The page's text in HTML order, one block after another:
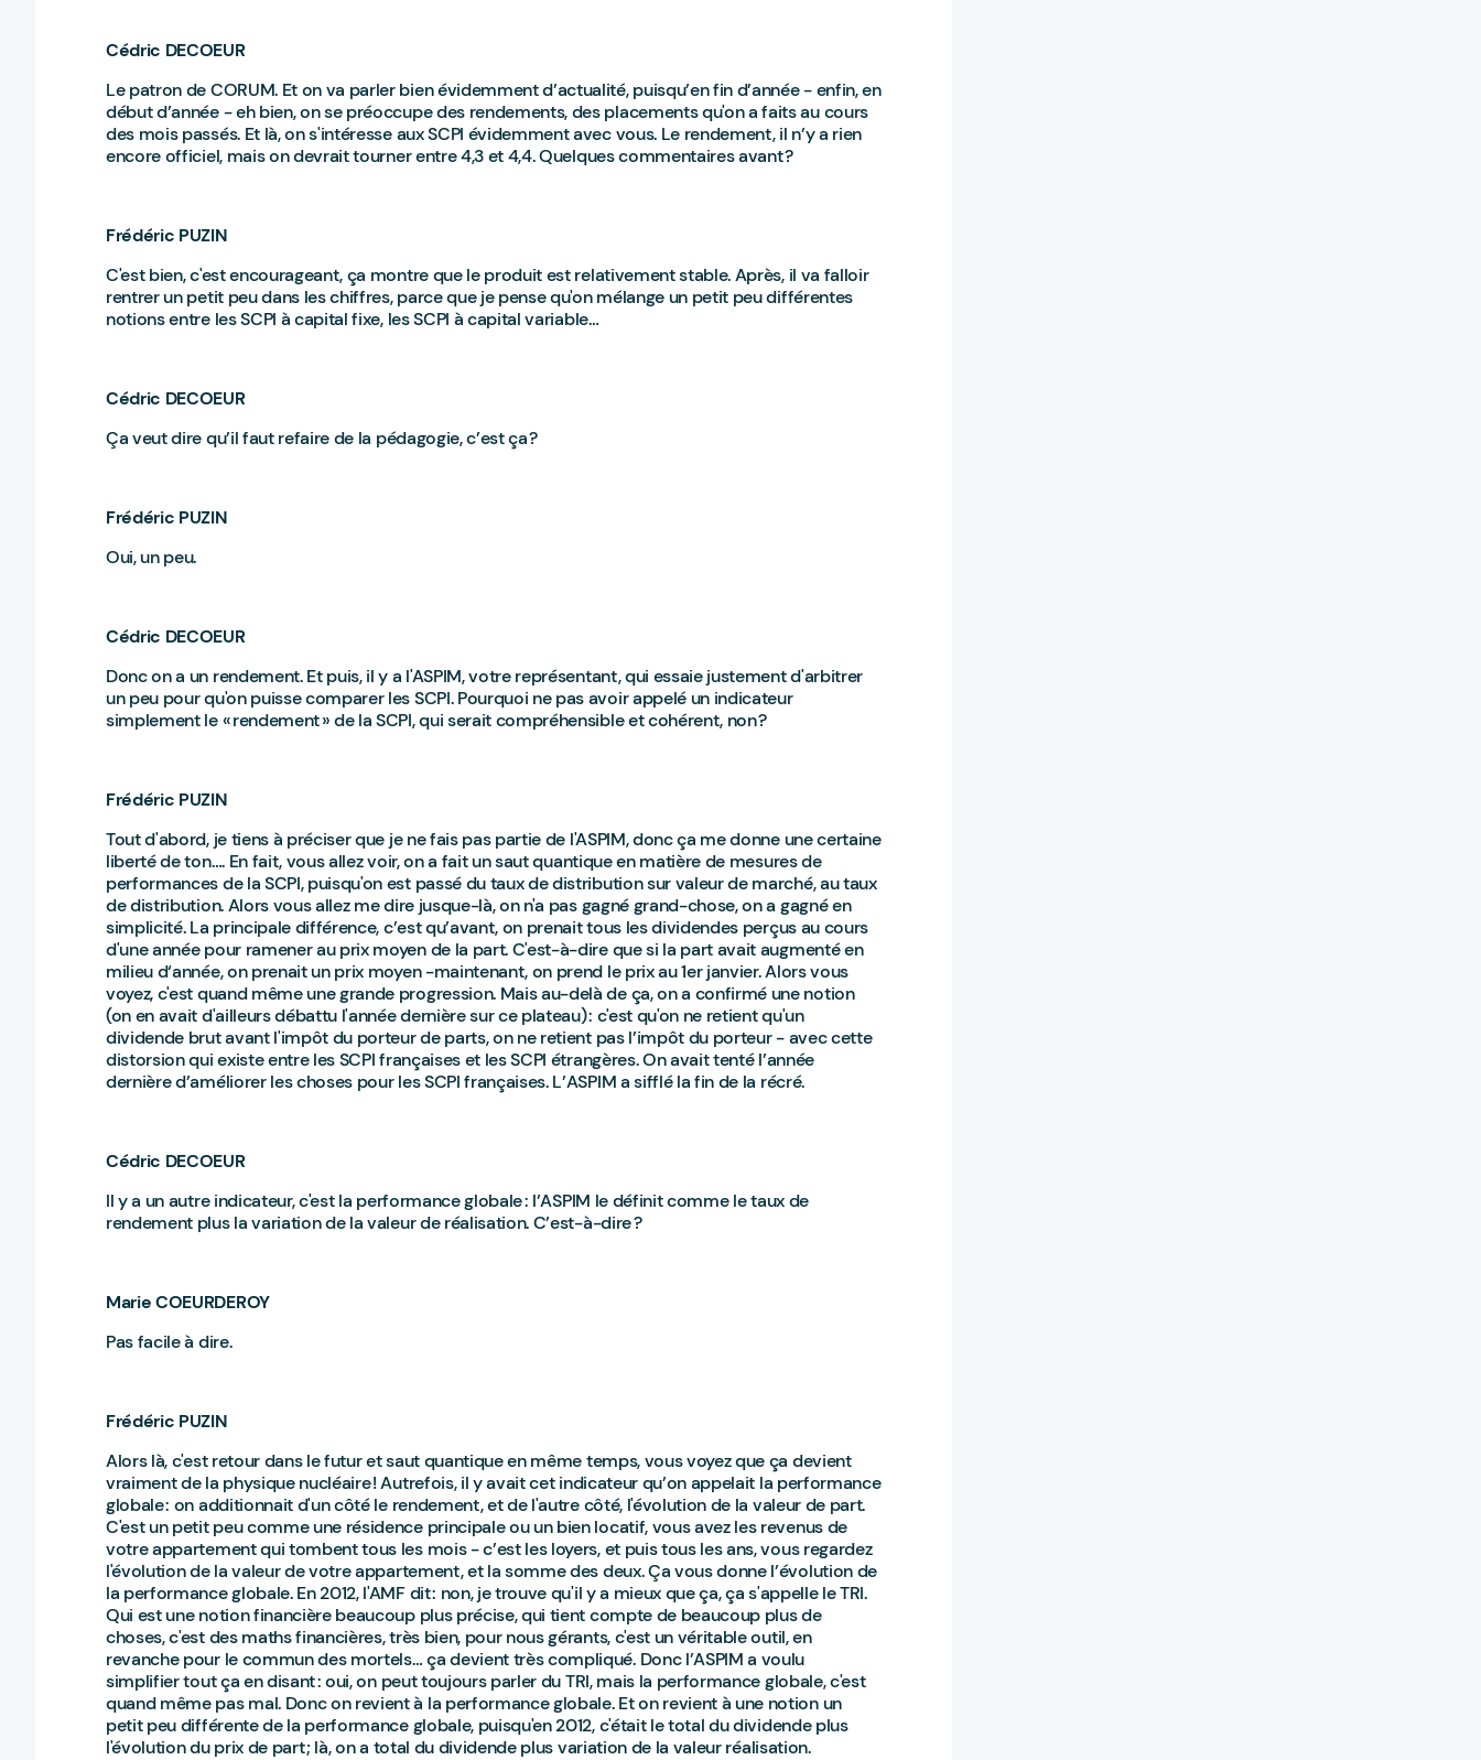
Cédric DECOEUR
Le patron de CORUM. Et on va parler bien évidemment d’actualité, puisqu’en fin d’année - enfin, en
début d’année - eh bien, on se préoccupe des rendements, des placements qu'on a faits au cours
des mois passés. Et là, on s'intéresse aux SCPI évidemment avec vous. Le rendement, il n’y a rien
encore officiel, mais on devrait tourner entre 4,3 et 4,4. Quelques commentaires avant ?
Frédéric PUZIN
C'est bien, c'est encourageant, ça montre que le produit est relativement stable. Après, il va falloir
rentrer un petit peu dans les chiffres, parce que je pense qu'on mélange un petit peu différentes
notions entre les SCPI à capital fixe, les SCPI à capital variable…
Cédric DECOEUR
Ça veut dire qu’il faut refaire de la pédagogie, c’est ça ?
Frédéric PUZIN
Oui, un peu.
Cédric DECOEUR
Donc on a un rendement. Et puis, il y a l'ASPIM, votre représentant, qui essaie justement d'arbitrer
un peu pour qu'on puisse comparer les SCPI. Pourquoi ne pas avoir appelé un indicateur
simplement le « rendement » de la SCPI, qui serait compréhensible et cohérent, non ?
Frédéric PUZIN
Tout d'abord, je tiens à préciser que je ne fais pas partie de l'ASPIM, donc ça me donne une certaine
liberté de ton…. En fait, vous allez voir, on a fait un saut quantique en matière de mesures de
performances de la SCPI, puisqu'on est passé du taux de distribution sur valeur de marché, au taux
de distribution. Alors vous allez me dire jusque-là, on n'a pas gagné grand-chose, on a gagné en
simplicité. La principale différence, c’est qu’avant, on prenait tous les dividendes perçus au cours
d'une année pour ramener au prix moyen de la part. C'est-à-dire que si la part avait augmenté en
milieu d‘année, on prenait un prix moyen -maintenant, on prend le prix au 1er janvier. Alors vous
voyez, c'est quand même une grande progression. Mais au-delà de ça, on a confirmé une notion
(on en avait d'ailleurs débattu l'année dernière sur ce plateau) : c'est qu'on ne retient qu'un
dividende brut avant l'impôt du porteur de parts, on ne retient pas l’impôt du porteur - avec cette
distorsion qui existe entre les SCPI françaises et les SCPI étrangères. On avait tenté l’année
dernière d’améliorer les choses pour les SCPI françaises. L’ASPIM a sifflé la fin de la récré.
Cédric DECOEUR
Il y a un autre indicateur, c'est la performance globale : l’ASPIM le définit comme le taux de
rendement plus la variation de la valeur de réalisation. C’est-à-dire ?
Marie COEURDEROY
Pas facile à dire.
Frédéric PUZIN
Alors là, c'est retour dans le futur et saut quantique en même temps, vous voyez que ça devient
vraiment de la physique nucléaire ! Autrefois, il y avait cet indicateur qu’on appelait la performance
globale : on additionnait d'un côté le rendement, et de l'autre côté, l'évolution de la valeur de part.
C'est un petit peu comme une résidence principale ou un bien locatif, vous avez les revenus de
votre appartement qui tombent tous les mois - c’est les loyers, et puis tous les ans, vous regardez
l'évolution de la valeur de votre appartement, et la somme des deux. Ça vous donne l’évolution de
la performance globale. En 2012, l'AMF dit : non, je trouve qu'il y a mieux que ça, ça s'appelle le TRI.
Qui est une notion financière beaucoup plus précise, qui tient compte de beaucoup plus de
choses, c'est des maths financières, très bien, pour nous gérants, c'est un véritable outil, en
revanche pour le commun des mortels… ça devient très compliqué. Donc l’ASPIM a voulu
simplifier tout ça en disant : oui, on peut toujours parler du TRI, mais la performance globale, c'est
quand même pas mal. Donc on revient à la performance globale. Et on revient à une notion un
petit peu différente de la performance globale, puisqu'en 2012, c'était le total du dividende plus
l'évolution du prix de part ; là, on a total du dividende plus variation de la valeur réalisation.